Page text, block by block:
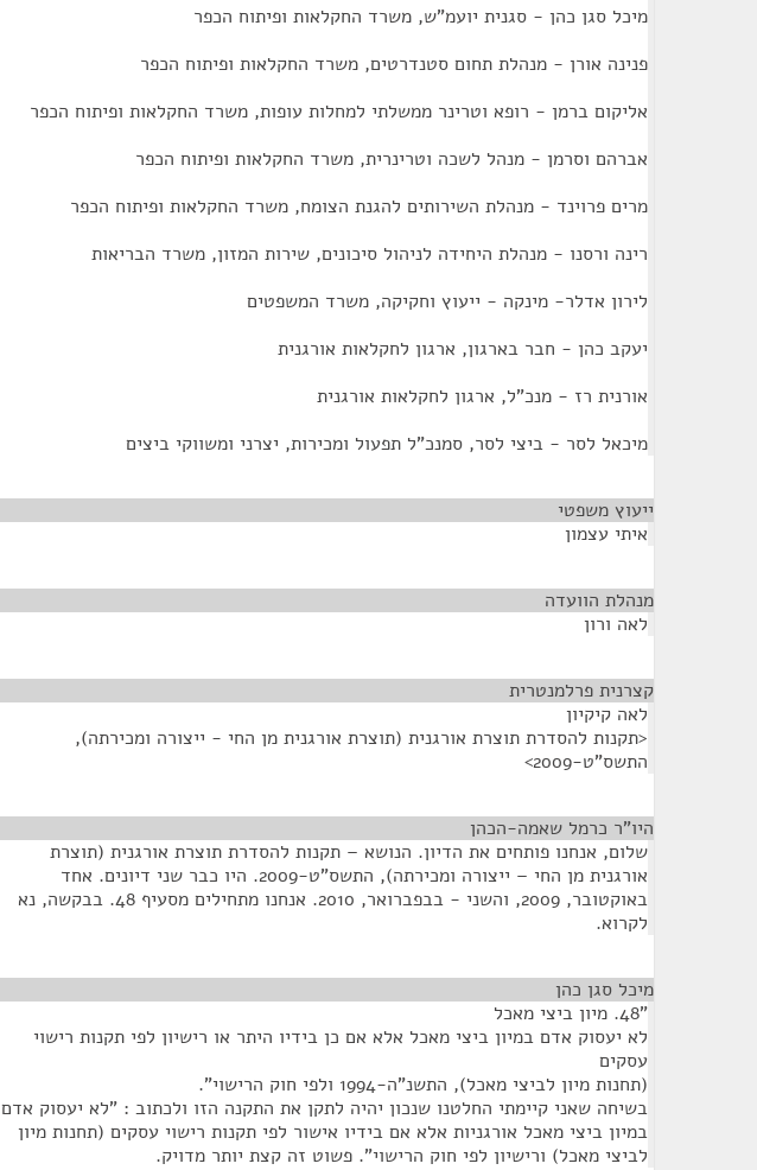
מיכל סגן כהן - סגנית יועמ"ש, משרד החקלאות ופיתוח הכפר
פנינה אורן - מנהלת תחום סטנדרטים, משרד החקלאות ופיתוח הכפר
אליקום ברמן - רופא וטרינר ממשלתי למחלות עופות, משרד החקלאות ופיתוח הכפר
אברהם וסרמן - מנהל לשכה וטרינרית, משרד החקלאות ופיתוח הכפר
מרים פרוינד - מנהלת השירותים להגנת הצומח, משרד החקלאות ופיתוח הכפר
רינה ורסנו - מנהלת היחידה לניהול סיכונים, שירות המזון, משרד הבריאות
לירון אדלר- מינקה - ייעוץ וחקיקה, משרד המשפטים
יעקב כהן - חבר בארגון, ארגון לחקלאות אורגנית
אורנית רז - מנכ"ל, ארגון לחקלאות אורגנית
מיכאל לסר - ביצי לסר, סמנכ"ל תפעול ומכירות, יצרני ומשווקי ביצים
ייעוץ משפטי
איתי עצמון
מנהלת הוועדה
לאה ורון
קצרנית פרלמנטרית
לאה קיקיון
<תקנות להסדרת תוצרת אורגנית (תוצרת אורגנית מן החי - ייצורה ומכירתה),
התשס"ט-2009>
היו"ר כרמל שאמה-הכהן
שלום, אנחנו פותחים את הדיון. הנושא – תקנות להסדרת תוצרת אורגנית (תוצרת
אורגנית מן החי – ייצורה ומכירתה), התשס"ט-2009. היו כבר שני דיונים. אחד
באוקטובר, 2009, והשני - בבפברואר, 2010. אנחנו מתחילים מסעיף 48. בבקשה, נא
לקרוא.
מיכל סגן כהן
"48. מיון ביצי מאכל
לא יעסוק אדם במיון ביצי מאכל אלא אם כן בידיו היתר או רישיון לפי תקנות רישוי
עסקים
(תחנות מיון לביצי מאכל), התשנ"ה-1994 ולפי חוק הרישוי".
בשיחה שאני קיימתי החלטנו שנכון יהיה לתקן את התקנה הזו ולכתוב : "לא יעסוק אדם
במיון ביצי מאכל אורגניות אלא אם בידיו אישור לפי תקנות רישוי עסקים (תחנות מיון
לביצי מאכל) ורישיון לפי חוק הרישוי". פשוט זה קצת יותר מדויק.